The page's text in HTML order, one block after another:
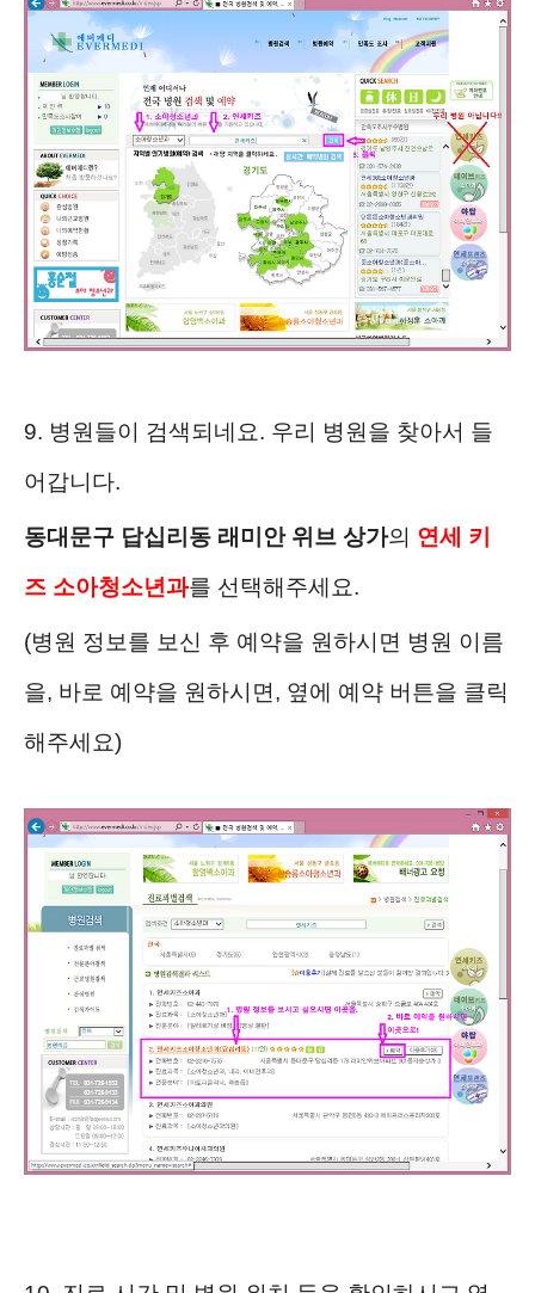
9. 병원들이 검색되네요. 우리 병원을 찾아서 들
어갑니다.
동대문구 답십리동 래미안 위브 상가의 연세 키
즈 소아청소년과를 선택해주세요.
(병원 정보를 보신 후 예약을 원하시면 병원 이름
을, 바로 예약을 원하시면, 옆에 예약 버튼을 클릭
해주세요)